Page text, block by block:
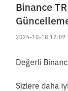
Binance
2024-10-18 12:09
Değerli
Sizlere daha